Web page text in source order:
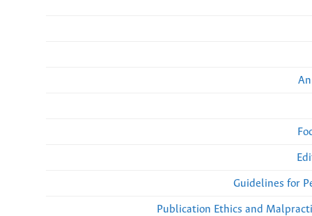
Guidelines for
Publication Ethics and